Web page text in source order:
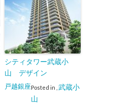
シティタワー武蔵小
山 デザイン
Posted in
戸越銀座
武蔵小
山